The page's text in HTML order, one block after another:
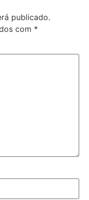
publicado.
com *